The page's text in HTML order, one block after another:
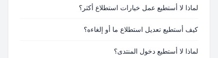
لماذا لا أستطيع عمل خيارات استطلاع أكثر؟
كيف أستطيع تعديل استطلاع ما أو إلغاءه؟
لماذا لا أستطيع دخول المنتدى؟